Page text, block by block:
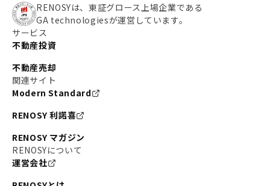
RENOSYは、東証グロース上場企業である
GA technologiesが運営しています。
サービス
不動産投資
不動産売却
関連サイト
Modern Standard
RENOSY 利諾喜
RENOSY マガジン
RENOSYについて
運営会社